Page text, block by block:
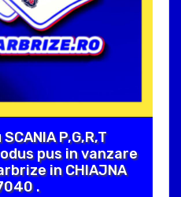
P,G,R,T
pus in vanzare
in CHIAJNA
.